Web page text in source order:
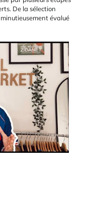
De la sélection
évalué